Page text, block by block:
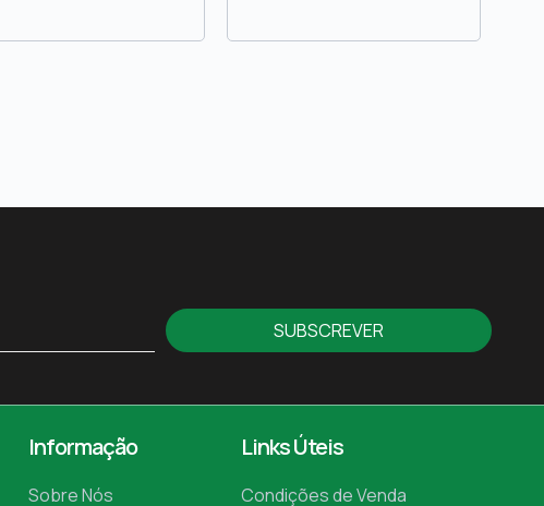
SUBSCREVER
Informação
Sobre Nós
Links Úteis
Condições de Venda